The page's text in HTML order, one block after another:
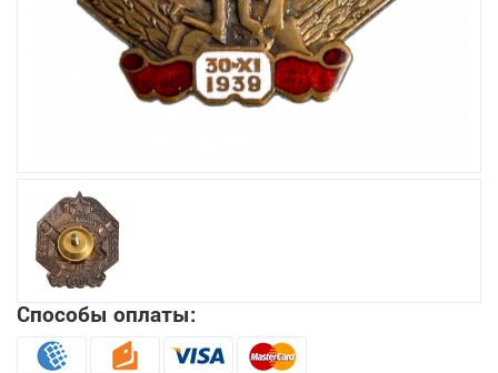
Способы оплаты: